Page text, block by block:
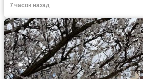
7 часов назад